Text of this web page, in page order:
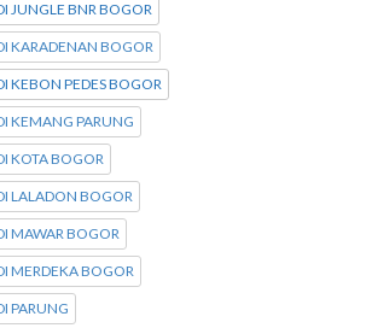
JUNGLE BNR BOGOR
KARADENAN BOGOR
KEBON PEDES BOGOR
KEMANG PARUNG
KOTA BOGOR
LALADON BOGOR
MAWAR BOGOR
MERDEKA BOGOR
PARUNG